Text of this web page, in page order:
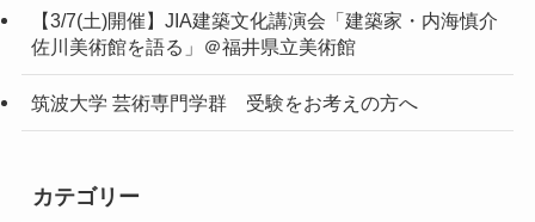
【3/7(土)開催】JIA建築文化講演会「建築家・内海慎介
佐川美術館を語る」＠福井県立美術館
筑波大学 芸術専門学群 受験をお考えの方へ
カテゴリー